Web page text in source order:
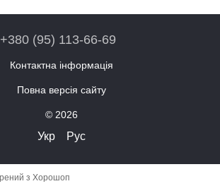
+380 (95) 113-66-69
Контактна інформація
Повна версія сайту
© 2026
Укр Рус
з Хорошоп